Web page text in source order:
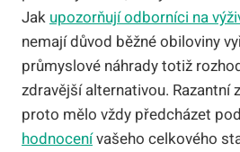
Jakupozorňují odborníci na
nemají důvod běžné obiloviny
průmyslové náhrady totiž
zdravější alternativou. Razantní
proto mělo vždy předcházet
hodnocenívašeho celkového